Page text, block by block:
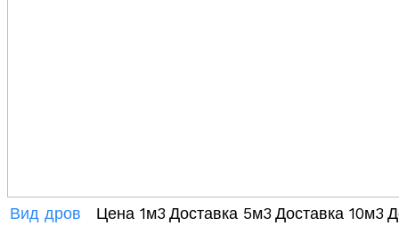
Вид дров Цена 1м3 Доставка 5м3 Доставка 10м3